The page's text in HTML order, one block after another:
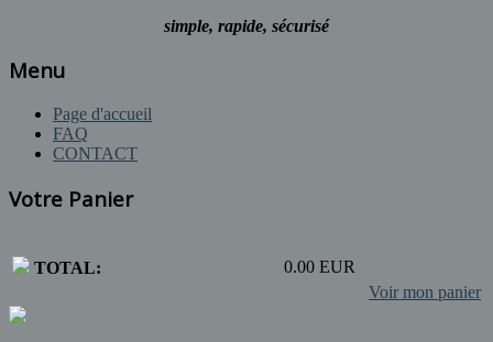
simple, rapide, sécurisé
Menu
Page d'accueil
FAQ
CONTACT
Votre Panier
TOTAL:
0.00 EUR
Voir mon panier